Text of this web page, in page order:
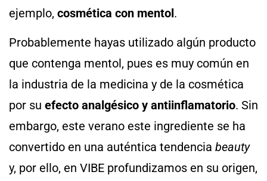
ejemplo, cosmética con mentol.
Probablemente hayas utilizado algún producto
que contenga mentol, pues es muy común en
la industria de la medicina y de la cosmética
por su efecto analgésico y antiinflamatorio. Sin
embargo, este verano este ingrediente se ha
convertido en una auténtica tendencia beauty
y, por ello, en VIBE profundizamos en su origen,